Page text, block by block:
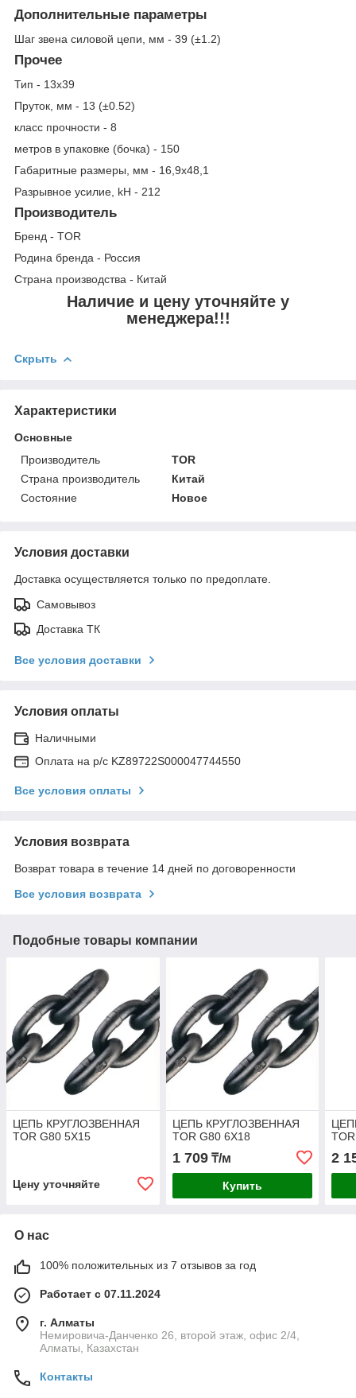
Дополнительные параметры
Шаг звена силовой цепи, мм - 39 (±1.2)
Прочее
Тип - 13х39
Пруток, мм - 13 (±0.52)
класс прочности - 8
метров в упаковке (бочка) - 150
Габаритные размеры, мм - 16,9х48,1
Разрывное усилие, kH - 212
Производитель
Бренд - TOR
Родина бренда - Россия
Страна производства - Китай
Наличие и цену уточняйте у
менеджера!!!
Скрыть
Характеристики
Основные
Производитель
TOR
Страна производитель
Китай
Состояние
Новое
Условия доставки
Доставка осуществляется только по предоплате.
Самовывоз
Доставка ТК
Все условия доставки
Условия оплаты
Наличными
Оплата на р/с KZ89722S000047744550
Все условия оплаты
Условия возврата
Возврат товара в течение 14 дней по договоренности
Все условия возврата
Подобные товары компании
ЦЕПЬ КРУГЛОЗВЕННАЯ
TOR G80 5Х15
Цену уточняйте
ЦЕПЬ КРУГЛОЗВЕННАЯ
TOR G80 6Х18
1 709₸/м
Купить
2
О нас
100% положительных из 7 отзывов за год
Работает с 07.11.2024
г. Алматы
Немировича-Данченко 26, второй этаж, офис 2/4,
Алматы, Казахстан
Контакты